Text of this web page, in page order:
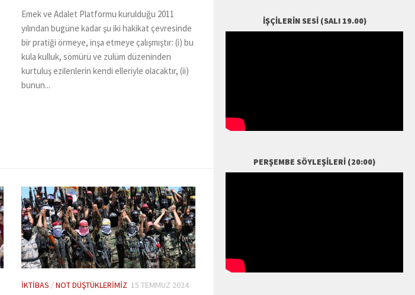
Emek ve Adalet Platformu kurulduğu 2011
yılından bugüne kadar şu iki hakikat çevresinde
bir pratiği örmeye, inşa etmeye çalışmıştır: (i) bu
kula kulluk, sömürü ve zulüm düzeninden
kurtuluş ezilenlerin kendi elleriyle olacaktır, (ii)
bunun...
İKTIBAS /NOT DÜŞTÜKLERIMIZ 15 TEMMUZ 2024
İŞÇILERIN SESI (SALI 19.00)
PERŞEMBE SÖYLEŞILERI (20:00)